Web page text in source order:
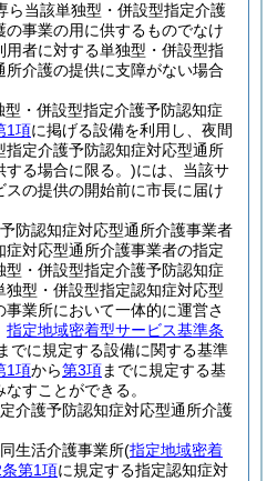
ら当該単独型・併設型指定介護
事業の用に供するものでなけ
用者に対する単独型・併設型指
介護の提供に支障がない場合
型・併設型指定介護予防認知症
1項に掲げる設備を利用し、夜間
指定介護予防認知症対応型通所
する場合に限る。)には、当該サ
の提供の開始前に市長に届け
防認知症対応型通所介護事業者
対応型通所介護事業者の指定
・併設型指定介護予防認知症
型・併設型指定認知症対応型
業所において一体的に運営さ
指定地域密着型サービス基準条
までに規定する設備に関する基準
1項から第3項までに規定する基
すことができる。
介護予防認知症対応型通所介護
生活介護事業所(指定地域密着
第1項に規定する指定認知症対